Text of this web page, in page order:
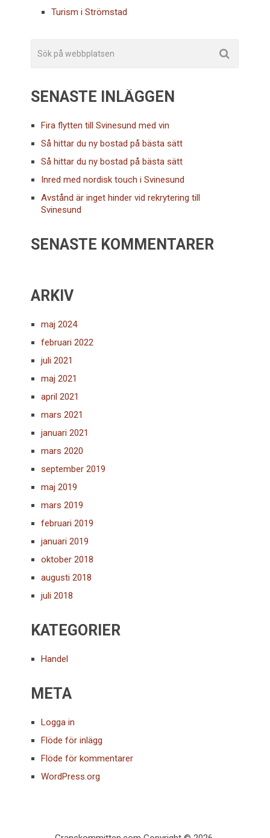
Turism i Strömstad
SENASTE INLÄGGEN
Fira flytten till Svinesund med vin
Så hittar du ny bostad på bästa sätt
Så hittar du ny bostad på bästa sätt
Inred med nordisk touch i Svinesund
Avstånd är inget hinder vid rekrytering till
Svinesund
SENASTE KOMMENTARER
ARKIV
maj 2024
februari 2022
juli 2021
maj 2021
april 2021
mars 2021
januari 2021
mars 2020
september 2019
maj 2019
mars 2019
februari 2019
januari 2019
oktober 2018
augusti 2018
juli 2018
KATEGORIER
Handel
META
Logga in
Flöde för inlägg
Flöde för kommentarer
WordPress.org